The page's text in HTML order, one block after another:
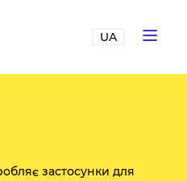
UA
застосунки для